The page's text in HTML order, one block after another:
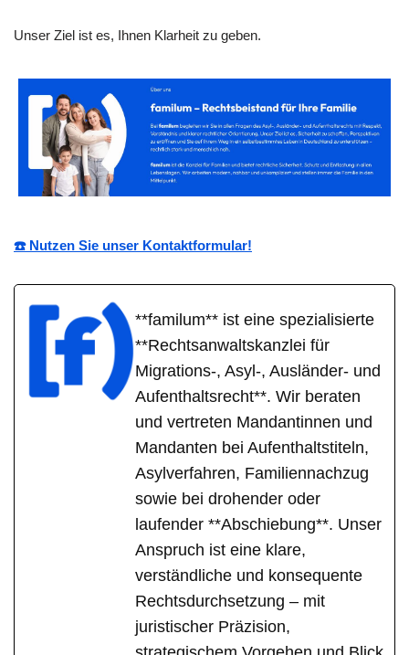
Unser Ziel ist es, Ihnen Klarheit zu geben.
☎️ Nutzen Sie unser Kontaktformular!
**familum** ist eine spezialisierte
**Rechtsanwaltskanzlei für
Migrations-, Asyl-, Ausländer- und
Aufenthaltsrecht**. Wir beraten
und vertreten Mandantinnen und
Mandanten bei Aufenthaltstiteln,
Asylverfahren, Familiennachzug
sowie bei drohender oder
laufender **Abschiebung**. Unser
Anspruch ist eine klare,
verständliche und konsequente
Rechtsdurchsetzung – mit
juristischer Präzision,